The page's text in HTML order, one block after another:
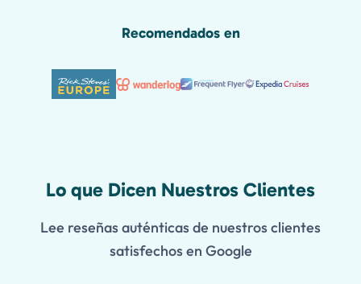
Recomendados en
Lo que Dicen Nuestros Clientes
Lee reseñas auténticas de nuestros clientes
satisfechos en Google